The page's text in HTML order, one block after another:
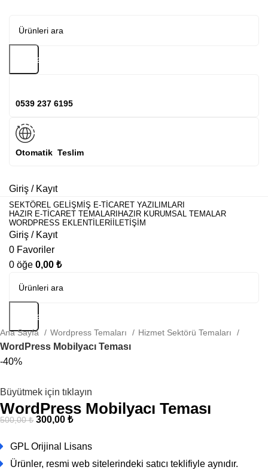
Arama
0539 237 6195
Otomatik Teslim
Giriş / Kayıt
SEKTÖREL GELIŞMIŞ E-TICARET YAZILIMLARI
HAZIR E-TICARET TEMALARI HAZIR KURUMSAL TEMALAR
WORDPRESS EKLENTILERI
İLETIŞIM
Giriş / Kayıt
0 Favoriler
0 öğe 0,00 ₺
Arama
Ana Sayfa Wordpress Temaları Hizmet Sektörü Temaları
WordPress Mobilyacı Teması
-40%
Büyütmek için tıklayın
WordPress Mobilyacı Teması
500,00₺ 300,00₺
GPL Orijinal Lisans
Ürünler, resmi web sitelerindeki satıcı teklifiyle aynıdır.